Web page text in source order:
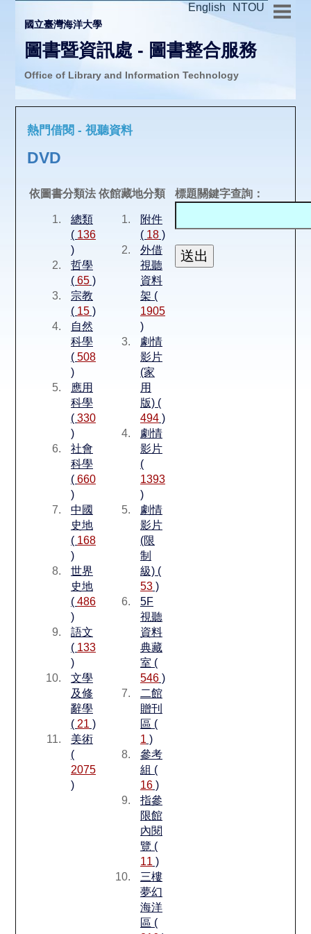
NTOU
English
國立臺灣海洋大學
圖書暨資訊處 - 圖書整合服務
Office of Library and Information Technology
推廣活動
圖書互借
線上報名
申請表單
空間借用
熱門借閱
個人借閱
熱門借閱 - 視聽資料
DVD
依圖書分類法
總類
( 136
)
哲學
( 65)
宗教
( 15)
自然
科學
( 508
)
應用
科學
( 330
)
社會
科學
( 660
)
中國
史地
( 168
)
世界
史地
( 486
)
語文
( 133
)
文學
及修
辭學
( 21 )
美術
(
2075
)
依館藏地分類
附件
( 18)
外借
視聽
資料
架 (
1905
)
劇情
影片
(家
用
版) (
494)
劇情
影片
(
1393
)
劇情
影片
(限
制
級) (
53)
5F
視聽
資料
典藏
室 (
546)
二館
贈刊
區 (
1 )
參考
組 (
16)
指參
限館
內閱
覽 (
11 )
三樓
夢幻
海洋
區 (
標題關鍵字查詢：